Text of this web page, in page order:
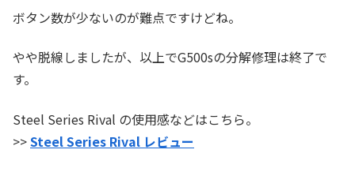
ボタン数が少ないのが難点ですけどね。
やや脱線しましたが、以上でG500sの分解修理は終了で
す。
Steel Series Rival の使用感などはこちら。
>>Steel Series Rival レビュー